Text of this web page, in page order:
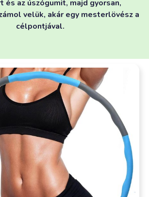
és az úszógumit, majd gyorsan,
velük, akár egy mesterlövész a
célpontjával.